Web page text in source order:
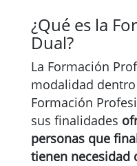
¿Qué es la
Dual?
La Formación
modalidad
Formación
sus finalidades
personas que
tienen necesidad